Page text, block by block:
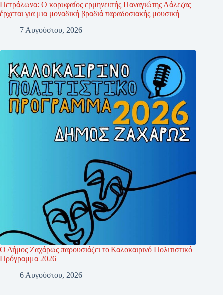
Πετράλωνα: Ο κορυφαίος ερμηνευτής Παναγιώτης Λάλεζας
έρχεται για μια μοναδική βραδιά παραδοσιακής μουσική
7 Αυγούστου, 2026
Ο Δήμος Ζαχάρως παρουσιάζει το Καλοκαιρινό Πολιτιστικό
Πρόγραμμα 2026
6 Αυγούστου, 2026